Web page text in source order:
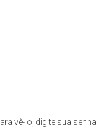
vê-lo, digite sua senha